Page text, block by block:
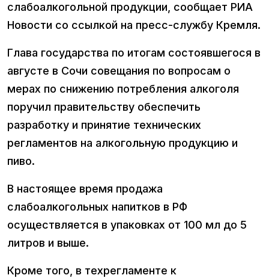
слабоалкогольной продукции, сообщает РИА
Новости со ссылкой на пресс-службу Кремля.
Глава государства по итогам состоявшегося в
августе в Сочи совещания по вопросам о
мерах по снижению потребления алкоголя
поручил правительству обеспечить
разработку и принятие технических
регламентов на алкогольную продукцию и
пиво.
В настоящее время продажа
слабоалкогольных напитков в РФ
осуществляется в упаковках от 100 мл до 5
литров и выше.
Кроме того, в техрегламенте к